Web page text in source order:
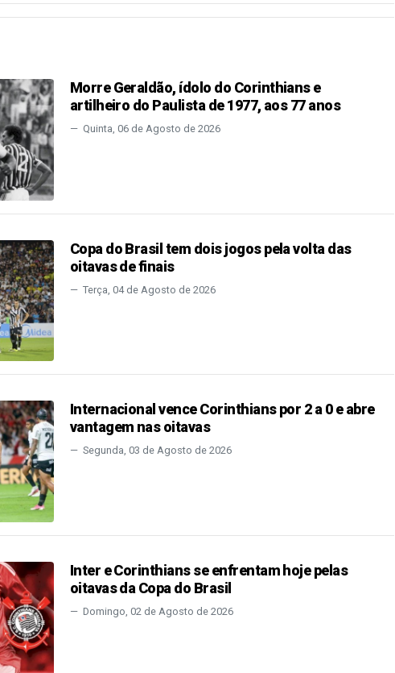
Morre Geraldão, ídolo do Corinthians e
artilheiro do Paulista de 1977, aos 77 anos
Quinta, 06 de Agosto de 2026
Copa do Brasil tem dois jogos pela volta das
oitavas de finais
Terça, 04 de Agosto de 2026
Internacional vence Corinthians por 2 a 0 e abre
vantagem nas oitavas
Segunda, 03 de Agosto de 2026
Inter e Corinthians se enfrentam hoje pelas
oitavas da Copa do Brasil
Domingo, 02 de Agosto de 2026